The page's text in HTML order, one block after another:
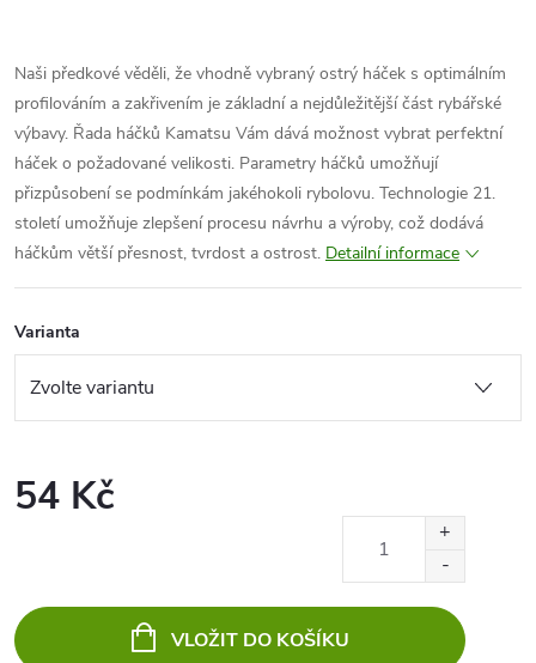
Naši předkové věděli, že vhodně vybraný ostrý háček s optimálním
profilováním a zakřivením je základní a nejdůležitější část rybářské
výbavy. Řada háčků Kamatsu Vám dává možnost vybrat perfektní
háček o požadované velikosti. Parametry háčků umožňují
přizpůsobení se podmínkám jakéhokoli rybolovu. Technologie 21.
století umožňuje zlepšení procesu návrhu a výroby, což dodává
háčkům větší přesnost, tvrdost a ostrost. Detailní informace
Varianta
54 Kč
VLOŽIT DO KOŠÍKU